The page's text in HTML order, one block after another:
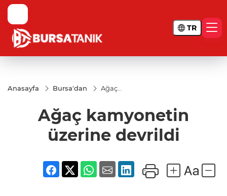
TR
Anasayfa Bursa'dan
Ağaç
devrildi
Ağaç kamyonetin
üzerine devrildi